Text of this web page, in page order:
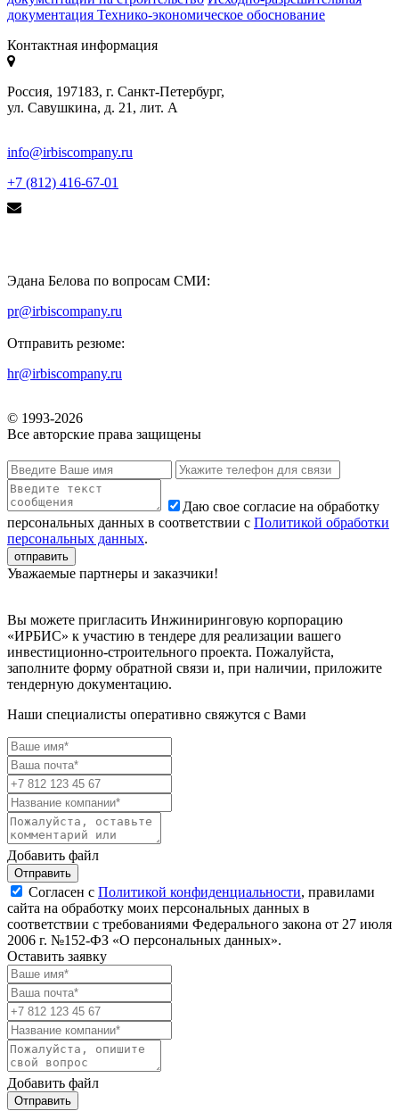
документация Технико-экономическое обоснование
Контактная информация
Россия, 197183, г. Санкт-Петербург,
ул. Савушкина, д. 21, лит. А
info@irbiscompany.ru
+7 (812) 416-67-01
Эдана Белова по вопросам СМИ:
pr@irbiscompany.ru
Отправить резюме:
hr@irbiscompany.ru
© 1993-2026
Все авторские права защищены
Даю свое согласие на обработку
персональных данных в соответствии с Политикой обработки
персональных данных.
Уважаемые партнеры и заказчики!
Вы можете пригласить Инжиниринговую корпорацию
«ИРБИС» к участию в тендере для реализации вашего
инвестиционно-строительного проекта. Пожалуйста,
заполните форму обратной связи и, при наличии, приложите
тендерную документацию.
Наши специалисты оперативно свяжутся с Вами
Добавить файл
Отправить
Согласен с Политикой конфиденциальности, правилами
сайта на обработку моих персональных данных в
соответствии с требованиями Федерального закона от 27 июля
2006 г. №152-ФЗ «О персональных данных».
Оставить заявку
Добавить файл
Отправить